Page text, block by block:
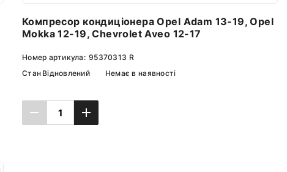
Компресор кондиціонера Opel Adam 13-19, Opel
Mokka 12-19, Chevrolet Aveo 12-17
Номер артикула: 95370313 R
Стан Відновлений Немає в наявності